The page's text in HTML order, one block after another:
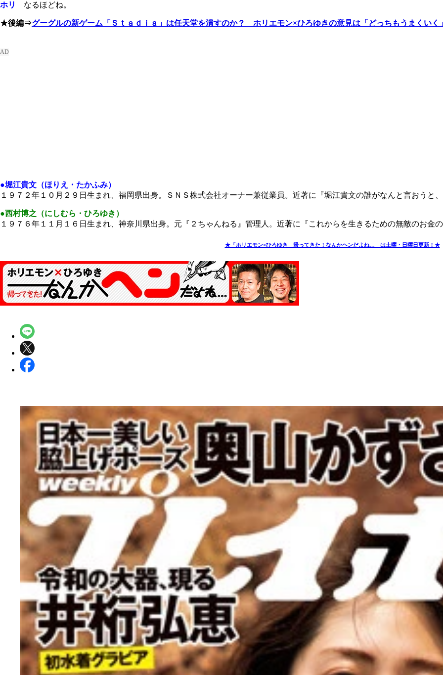
ホリ なるほどね。
★後編⇒グーグルの新ゲーム「Ｓｔａｄｉａ」は任天堂を潰すのか？ ホリエモン×ひろゆきの意見は「どっちもうまくいく」
●堀江貴文（ほりえ・たかふみ）
１９７２年１０月２９日生まれ、福岡県出身。ＳＮＳ株式会社オーナー兼従業員。近著に『堀江貴文の誰がなんと言おうと
●西村博之（にしむら・ひろゆき）
１９７６年１１月１６日生まれ、神奈川県出身。元『２ちゃんねる』管理人。近著に『これからを生きるための無敵のお金の
★「ホリエモン×ひろゆき 帰ってきた！なんかヘンだよね…」は土曜・日曜日更新！★